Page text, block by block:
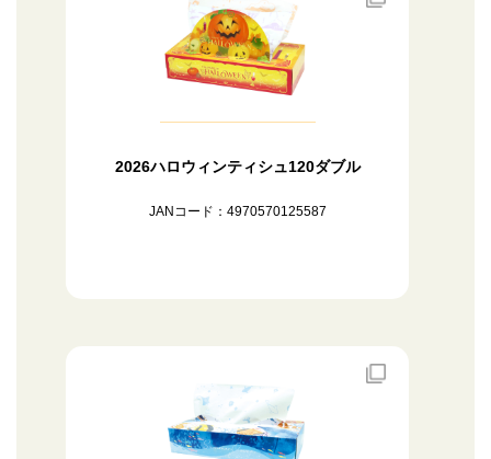
2026ハロウィンティシュ120ダブル
JANコード：4970570125587